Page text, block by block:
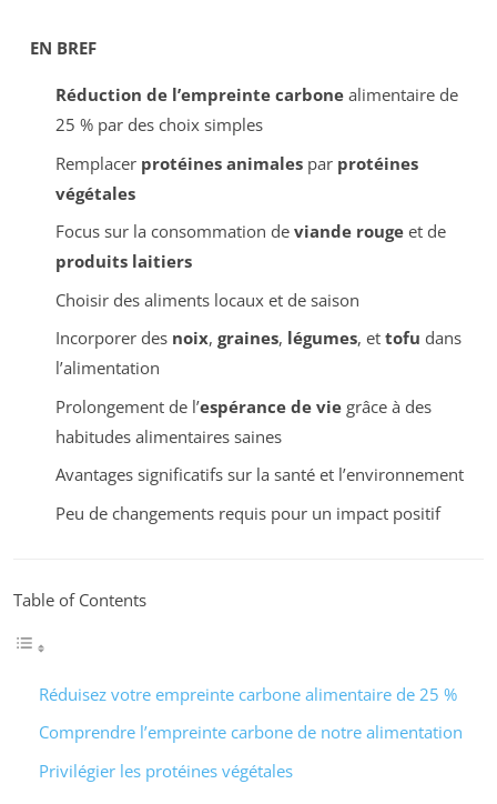
EN BREF
Réduction de l’empreinte carbonealimentaire de
25 % par des choix simples
Remplacer protéines animalespar protéines
végétales
Focus sur la consommation de viande rougeet de
produits laitiers
Choisir des aliments locaux et de saison
Incorporer des noix, graines, légumes, et tofu dans
l’alimentation
Prolongement de l’espérance de viegrâce à des
habitudes alimentaires saines
Avantages significatifs sur la santé et l’environnement
Peu de changements requis pour un impact positif
Table of Contents
Réduisez votre empreinte carbone alimentaire de 25 %
Comprendre l’empreinte carbone de notre alimentation
Privilégier les protéines végétales